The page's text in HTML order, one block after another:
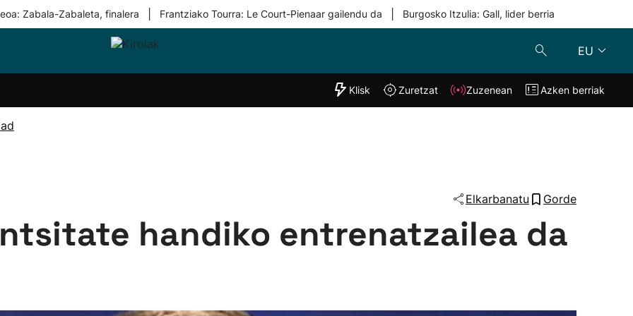
Zabala-Zabaleta, finalera Frantziako Tourra: Le Court-Pienaar gailendu da Burgosko Itzulia: Gall, lider berria
EU
Taldeak
"Helmuga"
Klisk Zuzenean
Klisk Zuretzat Zuzenean Azken berriak
Elkarbanatu Gorde
handiko entrenatzailea da